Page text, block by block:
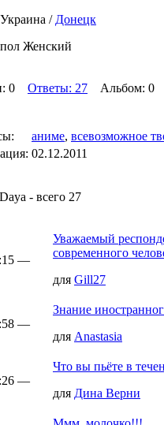
Украина / Донецк
пол Женский
0 Ответы: 27 Альбом: 0
аниме, всевозможное
02.12.2011
- всего 27
—
Уважаемый
современного
для Gill27
—
Знание
для Anastasia
—
Что вы пьёте в
для Дина Верни